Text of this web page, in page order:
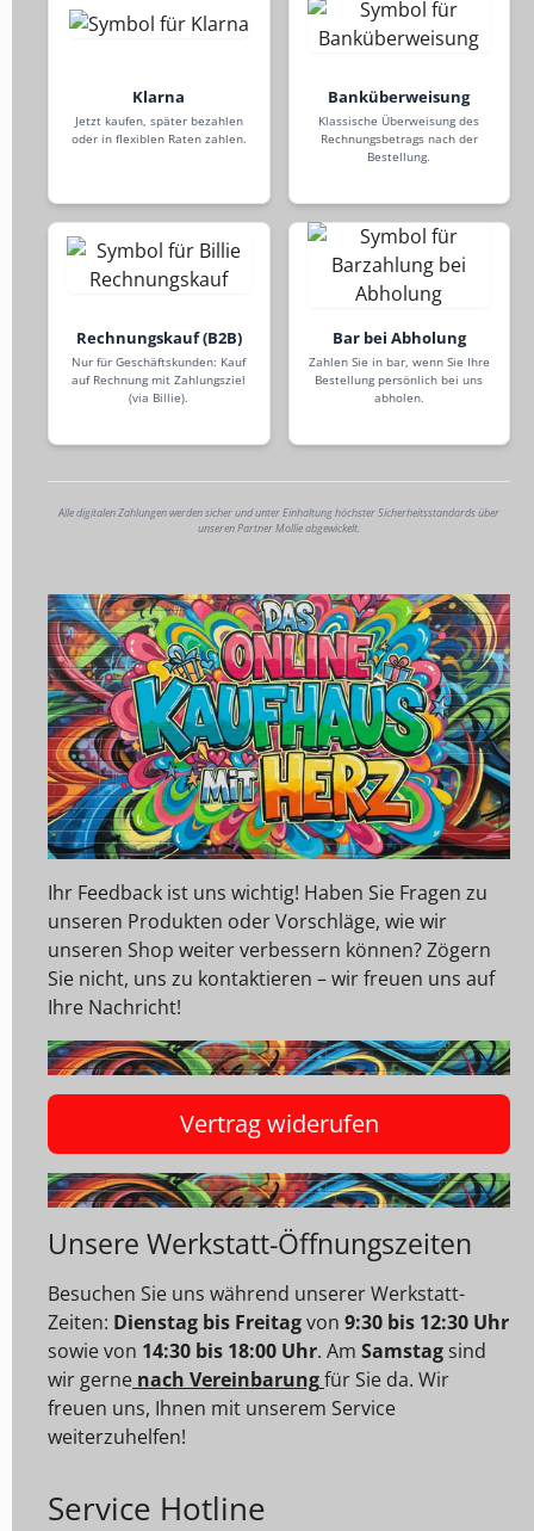
Klarna
Jetzt kaufen, später bezahlen
oder in flexiblen Raten zahlen.
Banküberweisung
Klassische Überweisung des
Rechnungsbetrags nach der
Bestellung.
Rechnungskauf (B2B)
Nur für Geschäftskunden: Kauf
auf Rechnung mit Zahlungsziel
(via Billie).
Bar bei Abholung
Zahlen Sie in bar, wenn Sie Ihre
Bestellung persönlich bei uns
abholen.
Alle digitalen Zahlungen werden sicher und unter Einhaltung höchster Sicherheitsstandards über
unseren Partner Mollie abgewickelt.
Ihr Feedback ist uns wichtig! Haben Sie Fragen zu
unseren Produkten oder Vorschläge, wie wir
unseren Shop weiter verbessern können? Zögern
Sie nicht, uns zu kontaktieren – wir freuen uns auf
Ihre Nachricht!
Vertrag widerufen
Unsere Werkstatt-Öffnungszeiten
Besuchen Sie uns während unserer Werkstatt-
Zeiten: Dienstag bis Freitagvon 9:30 bis 12:30 Uhr
sowie von 14:30 bis 18:00 Uhr. Am Samstag sind
wir gerne nach Vereinbarungfür Sie da. Wir
freuen uns, Ihnen mit unserem Service
weiterzuhelfen!
Service Hotline